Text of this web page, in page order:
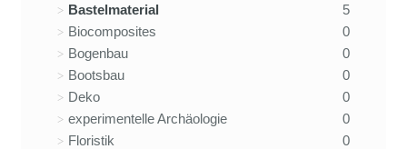
Bastelmaterial
5
Biocomposites
0
Bogenbau
0
Bootsbau
0
Deko
0
experimentelle Archäologie
0
Floristik
0